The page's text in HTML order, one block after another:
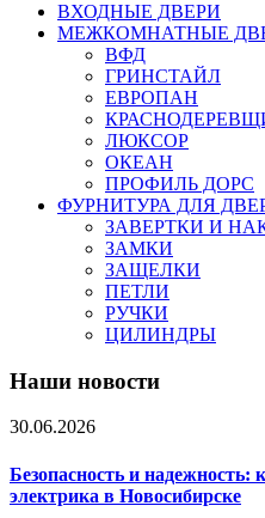
ВХОДНЫЕ ДВЕРИ
МЕЖКОМНАТНЫЕ
ВФД
ГРИНСТАЙЛ
ЕВРОПАН
ЛЮКСОР
ОКЕАН
ПРОФИЛЬ ДОРС
ФУРНИТУРА ДЛЯ
ЗАВЕРТКИ И
ЗАМКИ
ЗАЩЕЛКИ
ПЕТЛИ
РУЧКИ
ЦИЛИНДРЫ
Наши новости
30.06.2026
Безопасность и
электрика в Новосибирске